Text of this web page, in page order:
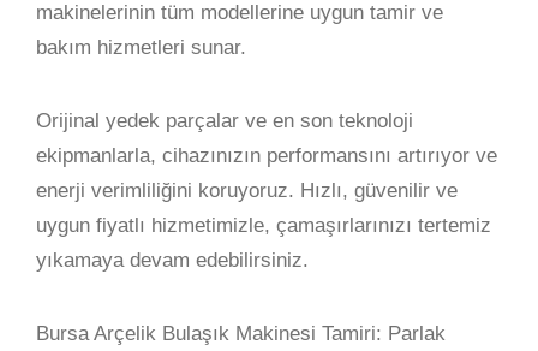
makinelerinin tüm modellerine uygun tamir ve
bakım hizmetleri sunar.
Orijinal yedek parçalar ve en son teknoloji
ekipmanlarla, cihazınızın performansını artırıyor ve
enerji verimliliğini koruyoruz. Hızlı, güvenilir ve
uygun fiyatlı hizmetimizle, çamaşırlarınızı tertemiz
yıkamaya devam edebilirsiniz.
Bursa Arçelik Bulaşık Makinesi Tamiri: Parlak